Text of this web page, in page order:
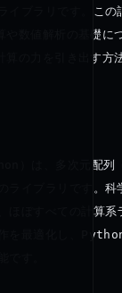
イブラリです。この
数値解析の基礎に
算の力を引き出す方
）は、多次元配列
ライブラリです。科
ほぼすべての計算系
を最適化し、
です。